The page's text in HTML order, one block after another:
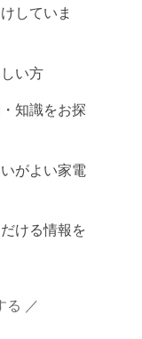
していま
い方
知識をお探
がよい家電
ける情報を
る